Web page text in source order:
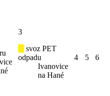
3
svoz PET
odpadu
Ivanovice
na Hané
4 5 6